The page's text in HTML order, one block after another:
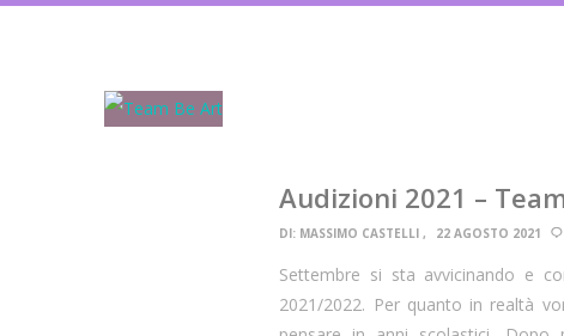
Audizioni 2021 –
DI: MASSIMO CASTELLI 22 AGOSTO 2021
Settembre si sta avvicinando e
2021/2022. Per quanto in realtà